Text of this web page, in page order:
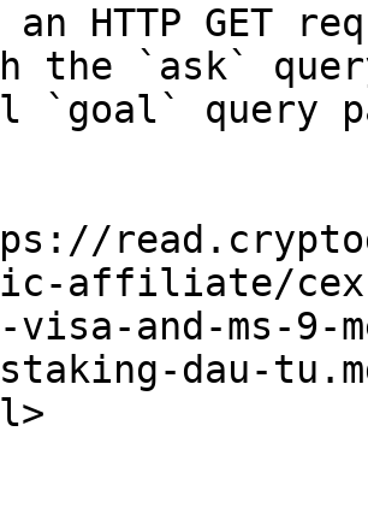
an HTTP GET
the `ask`
`goal` query
affiliate/
visa-and-ms-9-
dau-